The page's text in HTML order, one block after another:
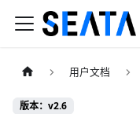
用户文档
版本：v2.6